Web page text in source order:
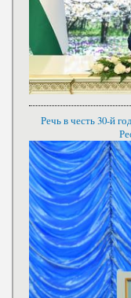
Речь в честь 30-й